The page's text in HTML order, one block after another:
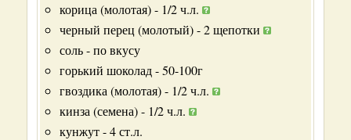
корица (молотая) - 1/2 ч.л.
черный перец (молотый) - 2 щепотки
соль - по вкусу
горький шоколад - 50-100г
гвоздика (молотая) - 1/2 ч.л.
кинза (семена) - 1/2 ч.л.
кунжут - 4 ст.л.